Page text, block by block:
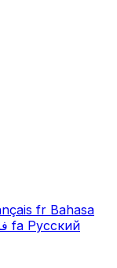
fr Bahasa
fa Русский